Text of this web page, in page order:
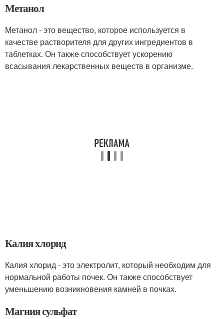
Метанол
Метанол - это вещество, которое используется в
качестве растворителя для других ингредиентов в
таблетках. Он также способствует ускорению
всасывания лекарственных веществ в организме.
Калия хлорид
Калия хлорид - это электролит, который необходим для
нормальной работы почек. Он также способствует
уменьшению возникновения камней в почках.
Магния сульфат